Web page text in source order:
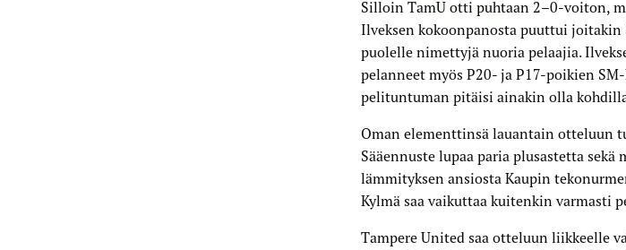
Silloin TamU otti puhtaan 2–0-voiton,
Ilveksen kokoonpanosta puuttui joitakin
puolelle nimettyjä nuoria pelaajia.
pelanneet myös P20- ja P17-poikien
pelituntuman pitäisi ainakin olla
Oman elementtinsä lauantain otteluun
Sääennuste lupaa paria plusastetta
lämmityksen ansiosta Kaupin
Kylmä saa vaikuttaa kuitenkin varmasti
Tampere United saa otteluun liikkeelle